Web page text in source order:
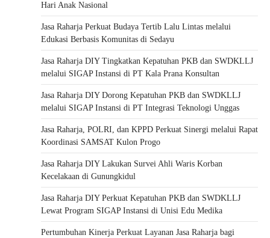
Hari Anak Nasional
Jasa Raharja Perkuat Budaya Tertib Lalu Lintas melalui
Edukasi Berbasis Komunitas di Sedayu
Jasa Raharja DIY Tingkatkan Kepatuhan PKB dan SWDKLLJ
melalui SIGAP Instansi di PT Kala Prana Konsultan
Jasa Raharja DIY Dorong Kepatuhan PKB dan SWDKLLJ
melalui SIGAP Instansi di PT Integrasi Teknologi Unggas
Jasa Raharja, POLRI, dan KPPD Perkuat Sinergi melalui Rapat
Koordinasi SAMSAT Kulon Progo
Jasa Raharja DIY Lakukan Survei Ahli Waris Korban
Kecelakaan di Gunungkidul
Jasa Raharja DIY Perkuat Kepatuhan PKB dan SWDKLLJ
Lewat Program SIGAP Instansi di Unisi Edu Medika
Pertumbuhan Kinerja Perkuat Layanan Jasa Raharja bagi